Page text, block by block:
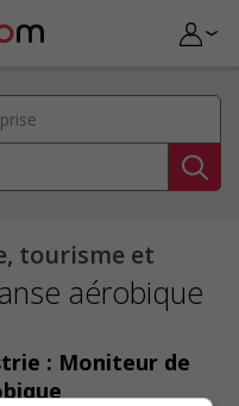
tourisme et
aérobique
: Moniteur de